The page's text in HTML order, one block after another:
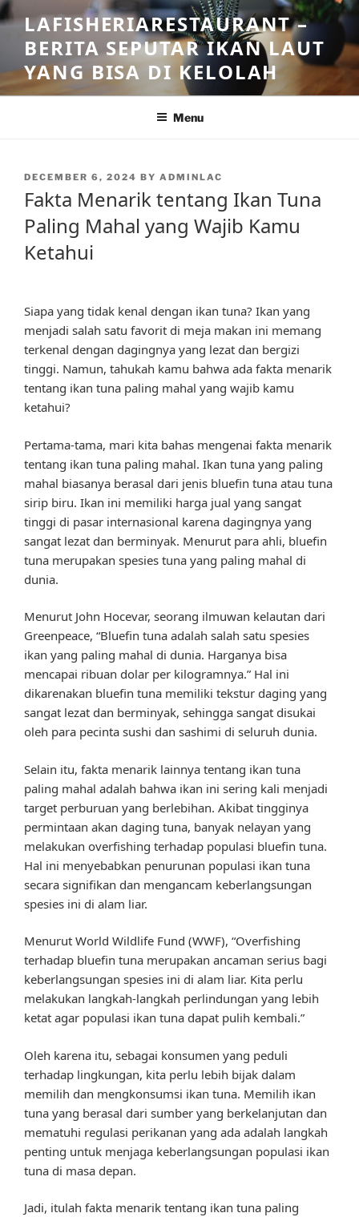
Skip
to
content
LAFISHERIARESTAURANT –
BERITA SEPUTAR IKAN LAUT
YANG BISA DI KELOLAH
Menu
POSTED
DECEMBER 6, 2024 BY ADMINLAC
Fakta Menarik tentang Ikan Tuna
Paling Mahal yang Wajib Kamu
Ketahui
Siapa yang tidak kenal dengan ikan tuna? Ikan yang
menjadi salah satu favorit di meja makan ini memang
terkenal dengan dagingnya yang lezat dan bergizi
tinggi. Namun, tahukah kamu bahwa ada fakta menarik
tentang ikan tuna paling mahal yang wajib kamu
ketahui?
Pertama-tama, mari kita bahas mengenai fakta menarik
tentang ikan tuna paling mahal. Ikan tuna yang paling
mahal biasanya berasal dari jenis bluefin tuna atau tuna
sirip biru. Ikan ini memiliki harga jual yang sangat
tinggi di pasar internasional karena dagingnya yang
sangat lezat dan berminyak. Menurut para ahli, bluefin
tuna merupakan spesies tuna yang paling mahal di
dunia.
Menurut John Hocevar, seorang ilmuwan kelautan dari
Greenpeace, “Bluefin tuna adalah salah satu spesies
ikan yang paling mahal di dunia. Harganya bisa
mencapai ribuan dolar per kilogramnya.” Hal ini
dikarenakan bluefin tuna memiliki tekstur daging yang
sangat lezat dan berminyak, sehingga sangat disukai
oleh para pecinta sushi dan sashimi di seluruh dunia.
Selain itu, fakta menarik lainnya tentang ikan tuna
paling mahal adalah bahwa ikan ini sering kali menjadi
target perburuan yang berlebihan. Akibat tingginya
permintaan akan daging tuna, banyak nelayan yang
melakukan overfishing terhadap populasi bluefin tuna.
Hal ini menyebabkan penurunan populasi ikan tuna
secara signifikan dan mengancam keberlangsungan
spesies ini di alam liar.
Menurut World Wildlife Fund (WWF), “Overfishing
terhadap bluefin tuna merupakan ancaman serius bagi
keberlangsungan spesies ini di alam liar. Kita perlu
melakukan langkah-langkah perlindungan yang lebih
ketat agar populasi ikan tuna dapat pulih kembali.”
Oleh karena itu, sebagai konsumen yang peduli
terhadap lingkungan, kita perlu lebih bijak dalam
memilih dan mengkonsumsi ikan tuna. Memilih ikan
tuna yang berasal dari sumber yang berkelanjutan dan
mematuhi regulasi perikanan yang ada adalah langkah
penting untuk menjaga keberlangsungan populasi ikan
tuna di masa depan.
Jadi, itulah fakta menarik tentang ikan tuna paling